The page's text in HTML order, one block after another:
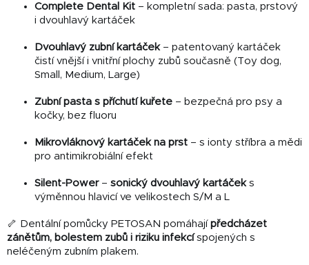
Complete Dental Kit – kompletní sada: pasta, prstový
i dvouhlavý kartáček
Dvouhlavý zubní kartáček– patentovaný kartáček
čistí vnější i vnitřní plochy zubů současně (Toy dog,
Small, Medium, Large)
Zubní pasta s příchutí kuřete – bezpečná pro psy a
kočky, bez fluoru
Mikrovláknový kartáček na prst – s ionty stříbra a mědi
pro antimikrobiální efekt
Silent-Power– sonický dvouhlavý kartáčeks
výměnnou hlavicí ve velikostech S/M a L
🦴 Dentální pomůcky PETOSAN pomáhají předcházet
zánětům, bolestem zubů i riziku infekcíspojených s
neléčeným zubním plakem.